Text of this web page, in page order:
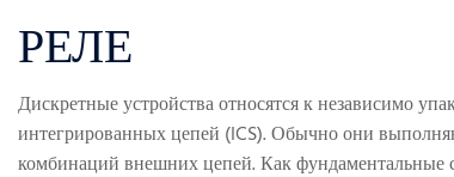
РЕЛЕ
Дискретные устройства относятся к независимо
интегрированных цепей (ICS). Обычно они
комбинаций внешних цепей. Как фундаментальные